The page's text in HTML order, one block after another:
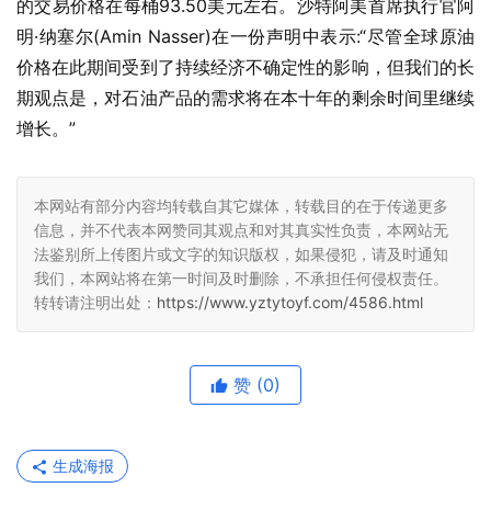
的交易价格在每桶93.50美元左右。沙特阿美首席执行官阿
明·纳塞尔(Amin Nasser)在一份声明中表示:“尽管全球原油
价格在此期间受到了持续经济不确定性的影响，但我们的长
期观点是，对石油产品的需求将在本十年的剩余时间里继续
增长。”
本网站有部分内容均转载自其它媒体，转载目的在于传递更多
信息，并不代表本网赞同其观点和对其真实性负责，本网站无
法鉴别所上传图片或文字的知识版权，如果侵犯，请及时通知
我们，本网站将在第一时间及时删除，不承担任何侵权责任。
转转请注明出处： https://www.yztytoyf.com/4586.html
赞 (0)
生成海报